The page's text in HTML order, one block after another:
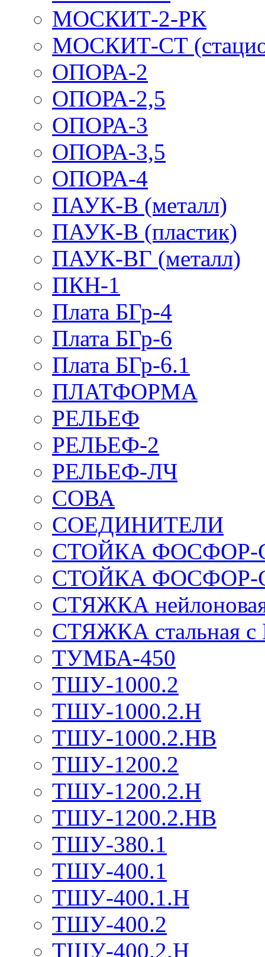
МОСКИТ-2-РК
МОСКИТ-СТ
ОПОРА-2
ОПОРА-2,5
ОПОРА-3
ОПОРА-3,5
ОПОРА-4
ПАУК-В (металл)
ПАУК-В (пластик)
ПАУК-ВГ (металл)
ПКН-1
Плата БГр-4
Плата БГр-6
Плата БГр-6.1
ПЛАТФОРМА
РЕЛЬЕФ
РЕЛЬЕФ-2
РЕЛЬЕФ-ЛЧ
СОВА
СОЕДИНИТЕЛИ
СТОЙКА ФОСФОР-
СТОЙКА ФОСФОР-
СТЯЖКА нейлоновая
СТЯЖКА стальная
ТУМБА-450
ТШУ-1000.2
ТШУ-1000.2.Н
ТШУ-1000.2.НВ
ТШУ-1200.2
ТШУ-1200.2.Н
ТШУ-1200.2.НВ
ТШУ-380.1
ТШУ-400.1
ТШУ-400.1.Н
ТШУ-400.2
ТШУ-400.2.Н